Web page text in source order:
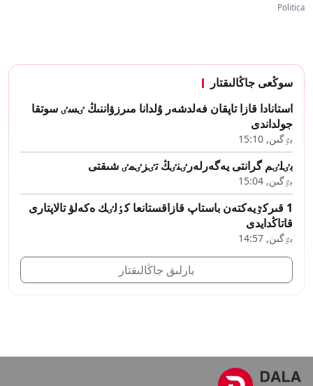
Politica
سوڭعى جاڭالىقتار
استانادا قازا تاپقان فەلدشەر ۇلدانا مىرزۋاننىڭ ٸسٸ سوتقا
جولداندى
بٷگىن, 15:10
بٸلٸم گرانتى يەگەرلەرٸنٸڭ تٸزٸمٸ شىقتى
بٷگىن, 15:04
1 قىركٷيەكتەن باستاپ قازاقستانعا كٶلٸك ەكەلۋ تالاپتارى
قاتاڭدايدى
بٷگىن, 14:57
بارلىق جاڭالىقتار